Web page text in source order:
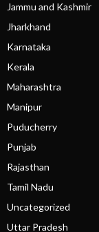
Jammu and Kashmir
Jharkhand
Karnataka
Kerala
Maharashtra
Manipur
Puducherry
Punjab
Rajasthan
Tamil Nadu
Uncategorized
Uttar Pradesh